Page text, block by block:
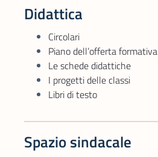
Didattica
Circolari
Piano dell’offerta formativa
Le schede didattiche
I progetti delle classi
Libri di testo
Spazio sindacale